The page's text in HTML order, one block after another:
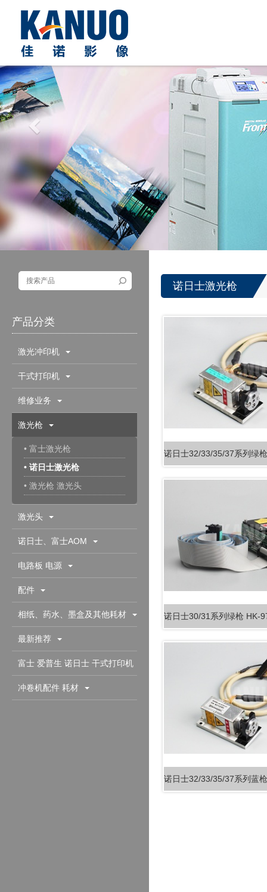
Previous
产品分类
激光冲印机
干式打印机
维修业务
激光枪
• 富士激光枪
• 诺日士激光枪
• 激光枪 激光头
激光头
诺日士、富士AOM
电路板 电源
配件
相纸、药水、墨盒及其他耗材
最新推荐
富士 爱普生 诺日士 干式打印机
配件耗材
冲卷机配件 耗材
诺日士激光枪